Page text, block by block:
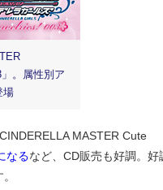
。属性別ア
場
MASTER Cute
なるなど、CD販売も好調。好